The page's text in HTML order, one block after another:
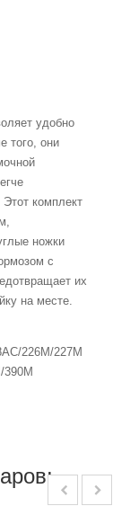
удобно
того, они
комплект
ножки
с
их
на месте.
226M/227M
390M